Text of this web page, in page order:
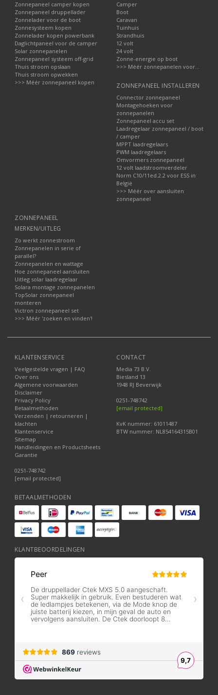
Zonnepaneel camper kopen
Zonnepaneel druppellader
Zonnelader voor de boot
Zonnesysteem kopen
Zonnelader kopen powerbank
Daglichtpaneel voor de camper
Solar zonnepanelen
Zonnepaneel systeem off-grid
Thuis stroom opslaan
Thuis stroom opwekken
>>> Méér zonnepaneel kopen
Camper
Boot
Caravan
Tuinhuis
Strandhuis
12 volt
24 volt
Zonne-energie op boot
>>> Méér zonnepanelen voor...
ZONNEPANEEL INSTALLEREN
Connector zonnepaneel
Montagehoeken voor
zonnepanelen
Zonnepaneel accu set
Laadregelaar zonnepaneel / boot
/ camper
MPPT laadregelaars
PWM laadregelaars
Omvormers zonnepaneel
12 volt laadstroomverdeler
Norm C10/11ed.2.2 voor ESS in
België
>>> Méér over aansluiten
zonnepaneel
ZONNEPANEEL
MERKEN/UITLEG
Zo werkt zonnestroom
Zonnepanelen in serie of
parallel?
Zonnepanelen en wattage
Hoe zonnepaneel aansluiten
Uitleg solar laadregelaar
Solara montage zonnepanelen
TopSolar zonnepaneel
monteren
Victron zonnepaneel set
>>> Méér 'zoeken en vinden'!
KLANTENSERVICE
Veelgestelde vragen | FAQ
Over ons
Algemene voorwaarden
Disclaimer
Privacy Policy
Betaalmethoden
Verzenden | retourneren |
klachten
Klantenservice
Sitemap
Handleidingen en Productsheets
Garantie
0251-748742
[email protected]
CONTACT
Media 73 B.V.
Biesland 13
1948 RJ Beverwijk
0251-748742
[email protected]
KvK nummer: 61011487
BTW nummer: NL854164315B01
BETAALMETHODEN
KLANTBEOORDELINGEN